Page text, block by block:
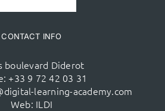
CONTACT INFO
boulevard Diderot
+33 9 72 42 03 31
learning-academy.com
Web: ILDI